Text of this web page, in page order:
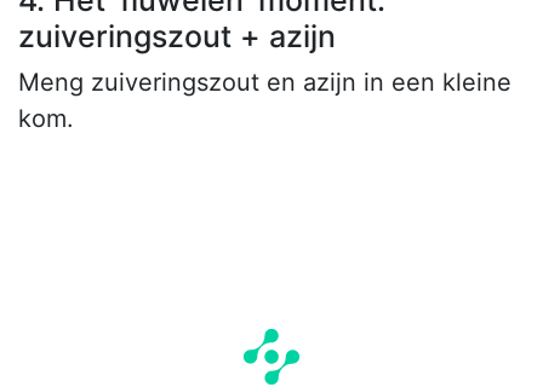
zuiveringszout + azijn
Meng zuiveringszout en azijn in een kleine
kom.